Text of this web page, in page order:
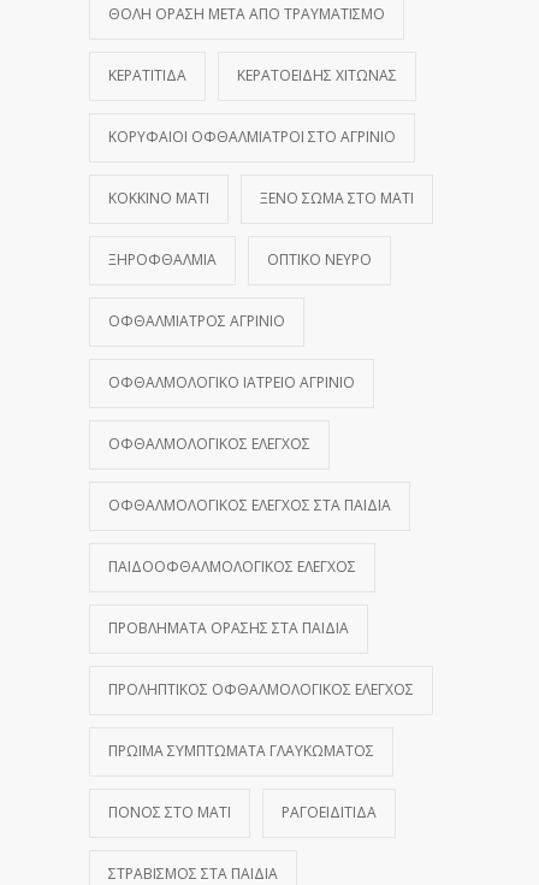
ΘΟΛΉ ΌΡΑΣΗ ΜΕΤΆ ΑΠΌ ΤΡΑΥΜΑΤΙΣΜΌ
ΚΕΡΑΤΊΤΙΔΑ ΚΕΡΑΤΟΕΙΔΉΣ ΧΙΤΏΝΑΣ
ΚΟΡΥΦΑΊΟΙ ΟΦΘΑΛΜΊΑΤΡΟΙ ΣΤΟ ΑΓΡΊΝΙΟ
ΚΌΚΚΙΝΟ ΜΆΤΙ ΞΈΝΟ ΣΏΜΑ ΣΤΟ ΜΆΤΙ
ΞΗΡΟΦΘΑΛΜΊΑ ΟΠΤΙΚΌ ΝΕΎΡΟ
ΟΦΘΑΛΜΊΑΤΡΟΣ ΑΓΡΊΝΙΟ
ΟΦΘΑΛΜΟΛΟΓΙΚΌ ΙΑΤΡΕΊΟ ΑΓΡΊΝΙΟ
ΟΦΘΑΛΜΟΛΟΓΙΚΌΣ ΈΛΕΓΧΟΣ
ΟΦΘΑΛΜΟΛΟΓΙΚΌΣ ΈΛΕΓΧΟΣ ΣΤΑ ΠΑΙΔΙΆ
ΠΑΙΔΟΟΦΘΑΛΜΟΛΟΓΙΚΌΣ ΈΛΕΓΧΟΣ
ΠΡΟΒΛΉΜΑΤΑ ΌΡΑΣΗΣ ΣΤΑ ΠΑΙΔΙΆ
ΠΡΟΛΗΠΤΙΚΌΣ ΟΦΘΑΛΜΟΛΟΓΙΚΌΣ ΈΛΕΓΧΟΣ
ΠΡΏΙΜΑ ΣΥΜΠΤΏΜΑΤΑ ΓΛΑΥΚΏΜΑΤΟΣ
ΠΌΝΟΣ ΣΤΟ ΜΆΤΙ ΡΑΓΟΕΙΔΊΤΙΔΑ
ΣΤΡΑΒΙΣΜΌΣ ΣΤΑ ΠΑΙΔΙΆ